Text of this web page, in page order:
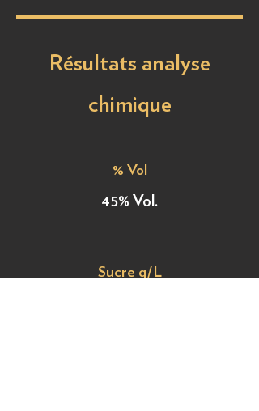
Résultats analyse
chimique
% Vol
45% Vol.
Sucre g/L